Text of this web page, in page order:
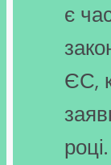
є
ЄС,
році.